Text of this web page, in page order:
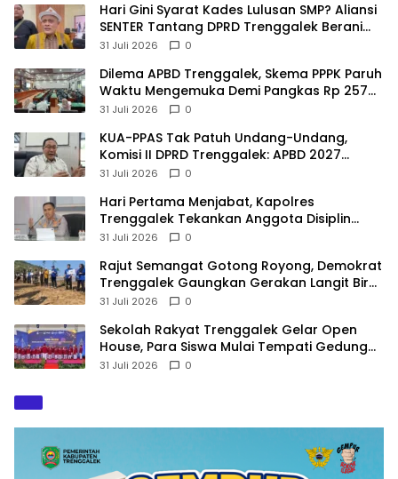
Hari Gini Syarat Kades Lulusan SMP? Aliansi
SENTER Tantang DPRD Trenggalek Berani
Gunakan Open Legal Policy!
31 Juli 2026 0
Dilema APBD Trenggalek, Skema PPPK Paruh
Waktu Mengemuka Demi Pangkas Rp 257
Miliar
31 Juli 2026 0
KUA-PPAS Tak Patuh Undang-Undang,
Komisi II DPRD Trenggalek: APBD 2027
Terancam Sanksi
31 Juli 2026 0
Hari Pertama Menjabat, Kapolres
Trenggalek Tekankan Anggota Disiplin
Hindari Pelanggaran
31 Juli 2026 0
​Rajut Semangat Gotong Royong, Demokrat
Trenggalek Gaungkan Gerakan Langit Biru
di Pantai Konang
31 Juli 2026 0
Sekolah Rakyat Trenggalek Gelar Open
House, Para Siswa Mulai Tempati Gedung
Baru
31 Juli 2026 0